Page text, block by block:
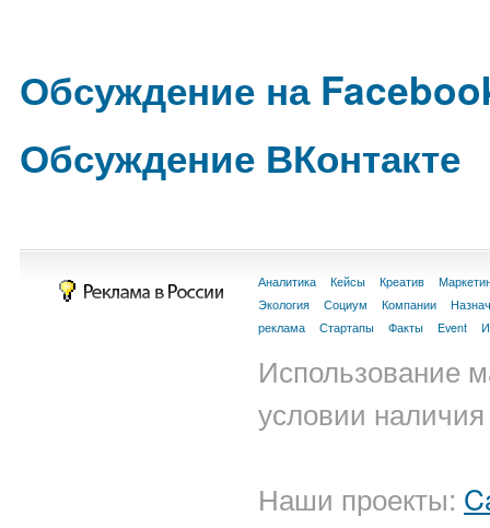
Обсуждение на
Обсуждение ВКонтакте
Аналитика Кейсы Креатив
Экология
Социум Компании
реклама
Стартапы Факты Event
Использование
условии
Наши проекты: